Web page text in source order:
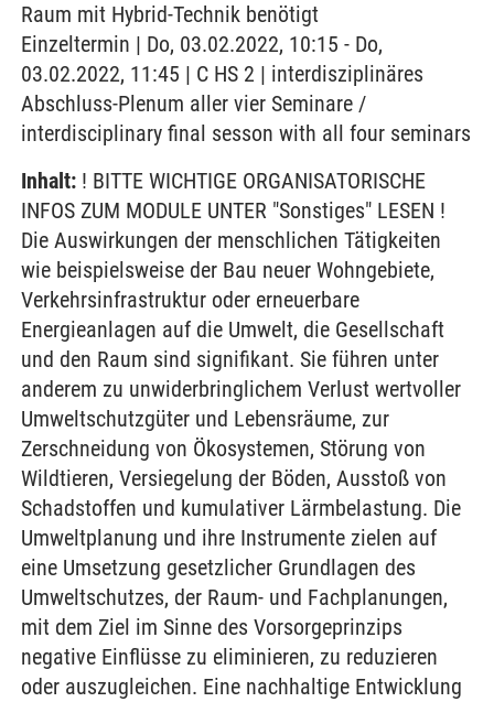
Raum mit Hybrid-Technik benötigt
Einzeltermin | Do, 03.02.2022, 10:15 - Do,
03.02.2022, 11:45 | C HS 2 | interdisziplinäres
Abschluss-Plenum aller vier Seminare /
interdisciplinary final sesson with all four seminars
Inhalt: ! BITTE WICHTIGE ORGANISATORISCHE
INFOS ZUM MODULE UNTER "Sonstiges" LESEN !
Die Auswirkungen der menschlichen Tätigkeiten
wie beispielsweise der Bau neuer Wohngebiete,
Verkehrsinfrastruktur oder erneuerbare
Energieanlagen auf die Umwelt, die Gesellschaft
und den Raum sind signifikant. Sie führen unter
anderem zu unwiderbringlichem Verlust wertvoller
Umweltschutzgüter und Lebensräume, zur
Zerschneidung von Ökosystemen, Störung von
Wildtieren, Versiegelung der Böden, Ausstoß von
Schadstoffen und kumulativer Lärmbelastung. Die
Umweltplanung und ihre Instrumente zielen auf
eine Umsetzung gesetzlicher Grundlagen des
Umweltschutzes, der Raum- und Fachplanungen,
mit dem Ziel im Sinne des Vorsorgeprinzips
negative Einflüsse zu eliminieren, zu reduzieren
oder auszugleichen. Eine nachhaltige Entwicklung